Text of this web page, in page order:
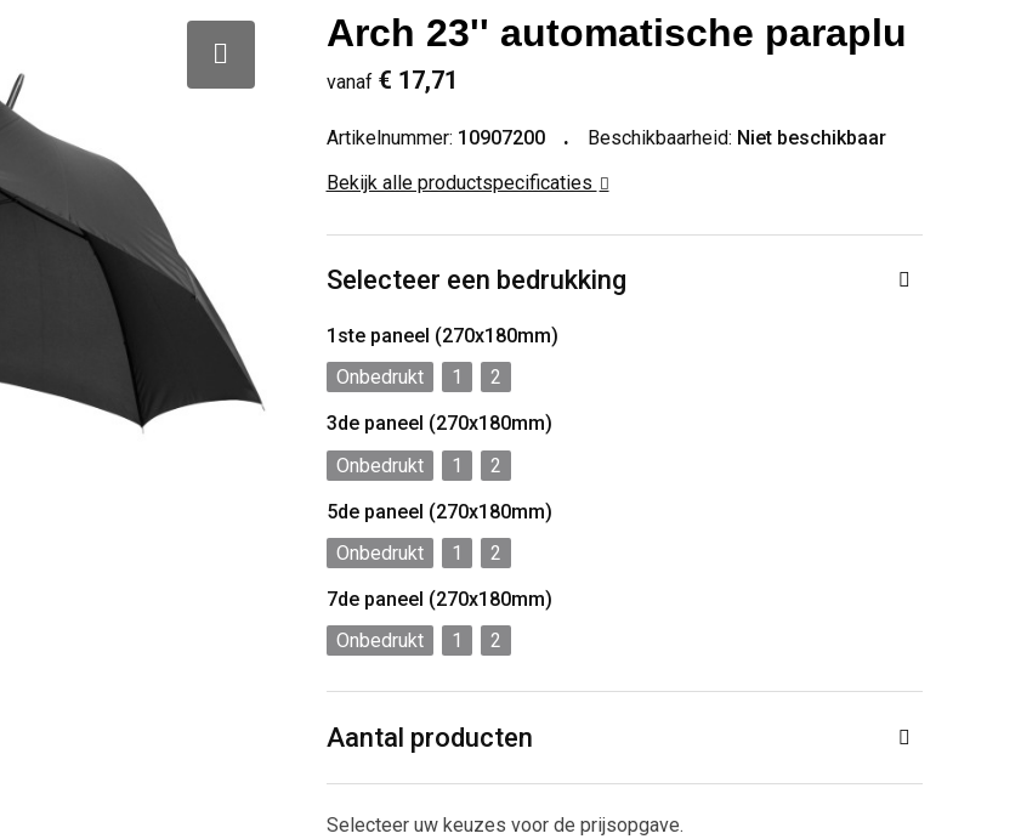
Arch 23'' automatische paraplu
vanaf € 17,71
Artikelnummer: 10907200 Beschikbaarheid: Niet beschikbaar
Bekijk alle productspecificaties
Selecteer een bedrukking
1ste paneel (270x180mm)
Onbedrukt
1
2
3de paneel (270x180mm)
Onbedrukt
1
2
5de paneel (270x180mm)
Onbedrukt
1
2
7de paneel (270x180mm)
Onbedrukt
1 2
Aantal producten
Selecteer uw keuzes voor de prijsopgave.